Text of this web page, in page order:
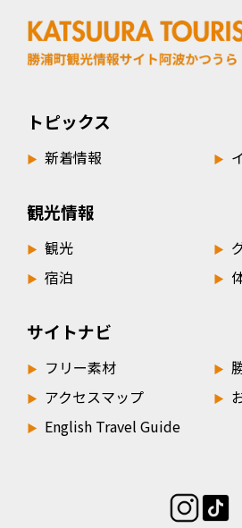
ゲ
ー
ン
トピックス
▶︎ 新着情報 ▶︎
観光情報
▶︎ 観光 ▶︎
▶︎ 宿泊 ▶︎
サイトナビ
▶︎ フリー素材 ▶︎
▶︎ アクセスマップ ▶︎
▶︎ English Travel Guide